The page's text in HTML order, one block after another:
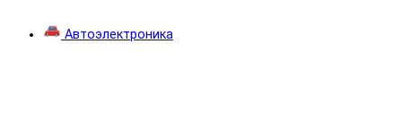
Автоэлектроника